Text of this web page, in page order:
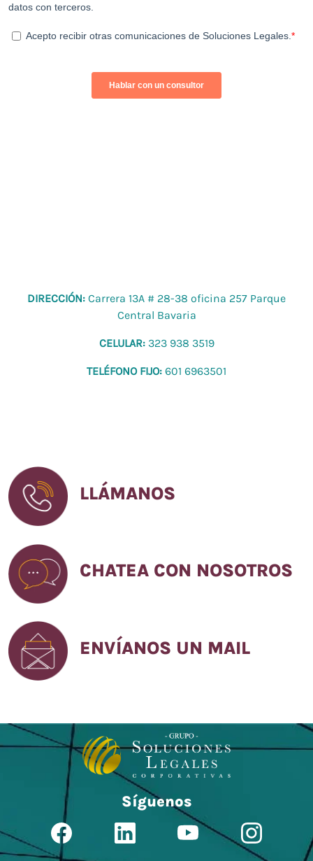
DIRECCIÓN: Carrera 13A # 28-38 oficina 257 Parque
Central Bavaria
CELULAR:323 938 3519
TELÉFONO FIJO: 601 6963501
LLÁMANOS
CHATEA CON NOSOTROS
ENVÍANOS UN MAIL
Síguenos